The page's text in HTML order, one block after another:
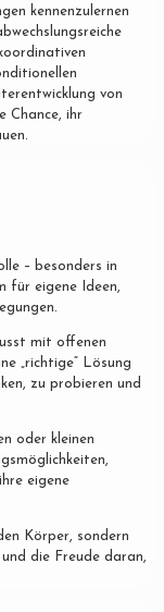
kennenzulernen
von
Chance, ihr
– besonders in
für eigene Ideen,
mit offenen
„richtige“ Lösung
zu probieren und
oder kleinen
eigene
Körper, sondern
die Freude daran,